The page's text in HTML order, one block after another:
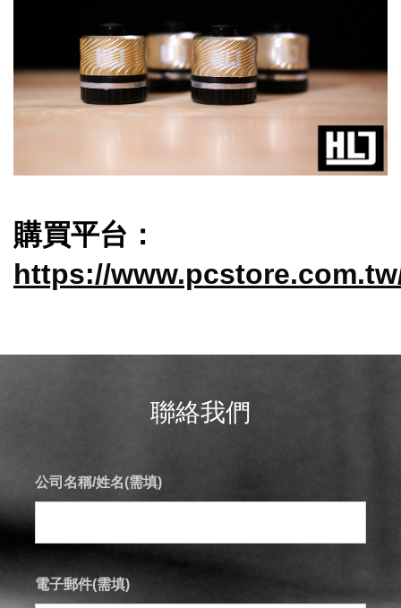
購買平台：
https://
聯絡我們
公司名稱/姓名(需填)
電子郵件(需填)